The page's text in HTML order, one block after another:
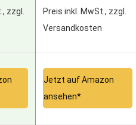
zzgl.
Preis inkl. MwSt., zzgl.
Versandkosten
Jetzt auf Amazon
ansehen*